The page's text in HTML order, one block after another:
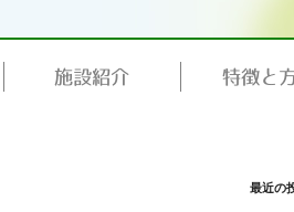
施設紹介 特徴と
最近の